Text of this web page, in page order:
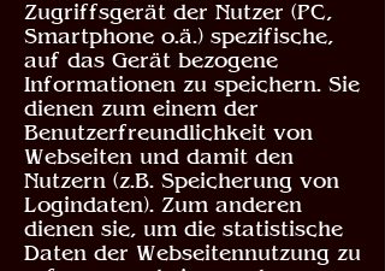
Zugriffsgerät der Nutzer (PC,
Smartphone o.ä.) spezifische,
auf das Gerät bezogene
Informationen zu speichern. Sie
dienen zum einem der
Benutzerfreundlichkeit von
Webseiten und damit den
Nutzern (z.B. Speicherung von
Logindaten). Zum anderen
dienen sie, um die statistische
Daten der Webseitennutzung zu